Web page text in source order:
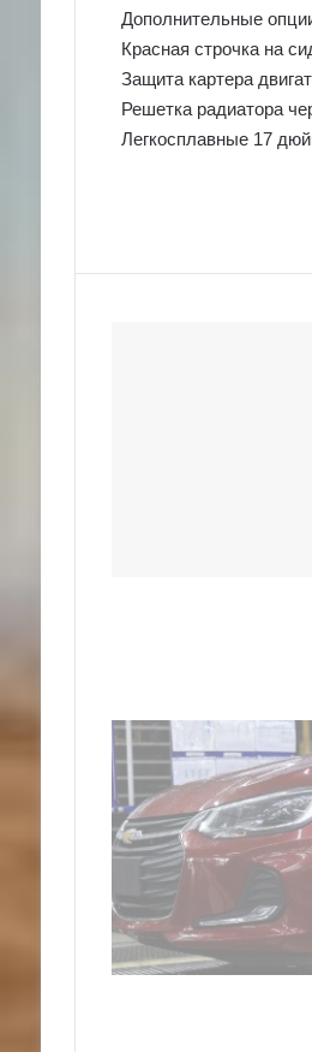
Дополнительные
Красная строчка на
Защита картера
Решетка радиатора
Легкосплавные 17